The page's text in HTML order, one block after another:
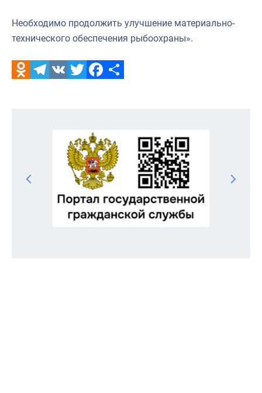
Необходимо продолжить улучшение материально-
технического обеспечения рыбоохраны».